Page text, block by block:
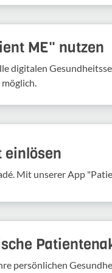
ME" nutzen
digitalen
einlösen
Mit unserer App
persönlichen